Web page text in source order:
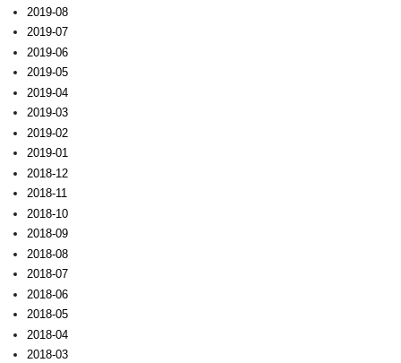
2019-08
2019-07
2019-06
2019-05
2019-04
2019-03
2019-02
2019-01
2018-12
2018-11
2018-10
2018-09
2018-08
2018-07
2018-06
2018-05
2018-04
2018-03